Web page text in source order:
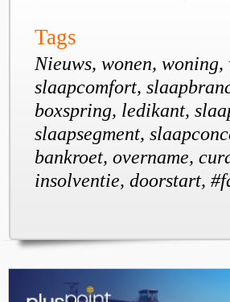
Tags
Nieuws, wonen,
slaapcomfort,
boxspring, ledikant,
slaapsegment,
bankroet, overname,
insolventie, doorstart,